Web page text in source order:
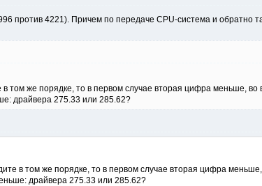
против 4221). Причем по передаче CPU-система и обратно
том же порядке, то в первом случае вторая цифра меньше, во
драйвера 275.33 или 285.62?
в том же порядке, то в первом случае вторая цифра
драйвера 275.33 или 285.62?